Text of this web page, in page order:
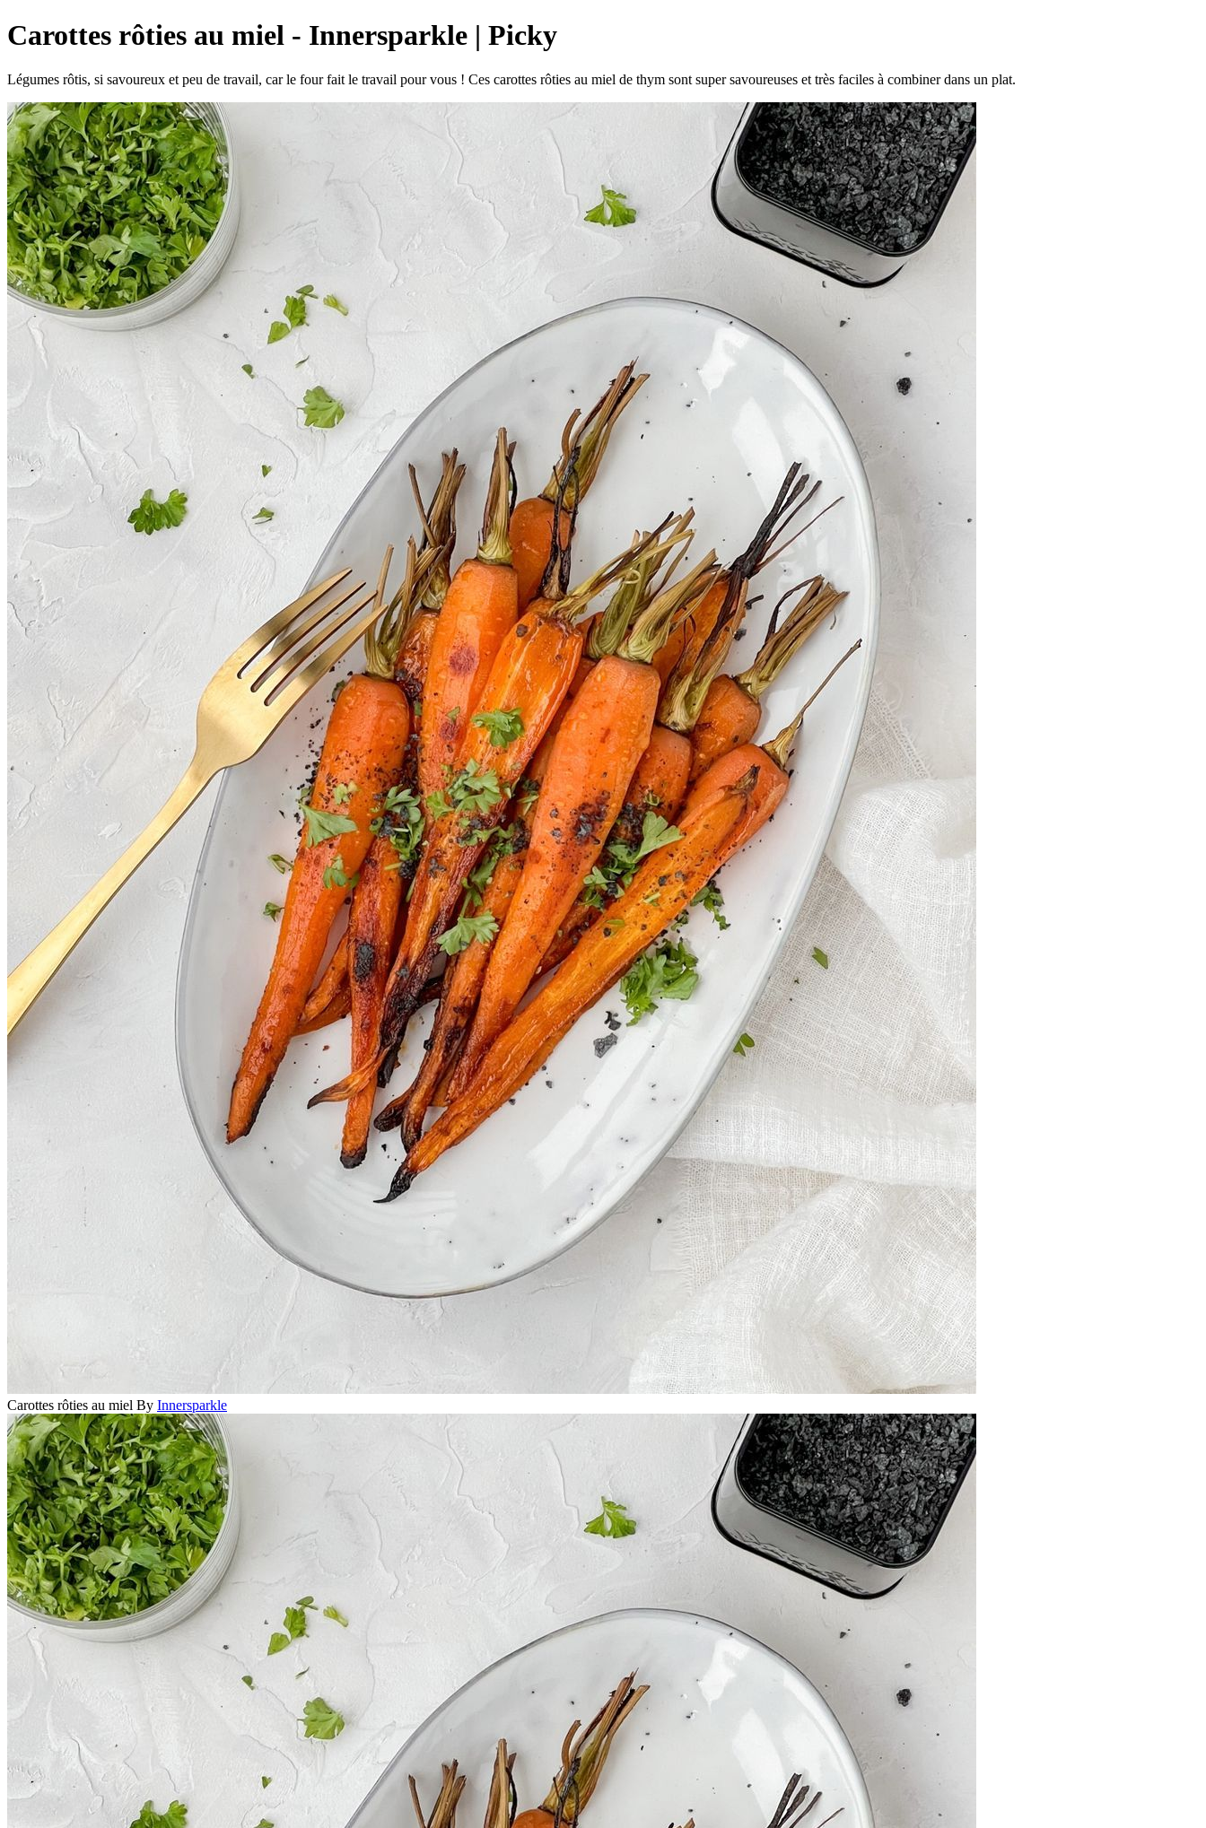
Carottes rôties au miel - Innersparkle | Picky
Légumes rôtis, si savoureux et peu de travail, car le four fait le travail pour vous ! Ces carottes rôties au miel de thym sont super savoureuses et très faciles à combiner dans un plat.
Carottes rôties au miel By Innersparkle